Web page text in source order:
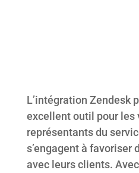
L’intégration Zendesk
excellent outil pour les
représentants du
s’engagent à favoriser
avec leurs clients.